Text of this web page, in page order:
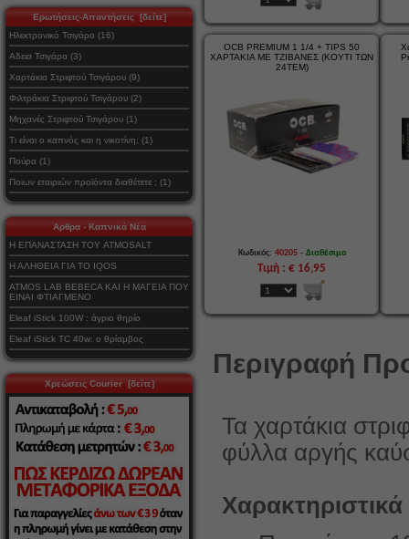
Ερωτήσεις-Απαντήσεις [δείτε]
Ηλεκτρονικό Τσιγάρο (16)
Αδεια Τσιγάρα (3)
Χαρτάκια Στριφτού Τσιγάρου (9)
Φιλτράκια Στριφτού Τσιγάρου (2)
Μηχανές Στριφτού Τσιγάρου (1)
Τι είναι ο καπνός και η νικοτίνη; (1)
Πούρα (1)
Ποιων εταιριών προϊόντα διαθέτετε ; (1)
Αρθρα - Καπνικά Νέα
Η ΕΠΑΝΑΣΤΑΣΗ ΤΟΥ ATMOSALT
Η ΑΛΗΘΕΙΑ ΓΙΑ ΤΟ IQOS
ATMOS LAB BEBECA ΚΑΙ Η ΜΑΓΕΙΑ ΠΟΥ
ΕΙΝΑΙ ΦΤΙΑΓΜΕΝΟ
Eleaf iStick 100W : άγριο θηρίο
Eleaf iStick TC 40w: ο θρίαμβος
Χρεώσεις Courier [δείτε]
OCB PREMIUM 1 1/4 + TIPS 50
ΧΑΡΤΑΚΙΑ ΜΕ ΤΖΙΒΑΝΕΣ (ΚΟΥΤΙ ΤΩΝ
24ΤΕΜ)
Κωδικός: 40205- Διαθέσιμο
Τιμή : € 16,95
Περιγραφή
Τα χαρτάκια
φύλλα αργής
Χαρακτηριστικά